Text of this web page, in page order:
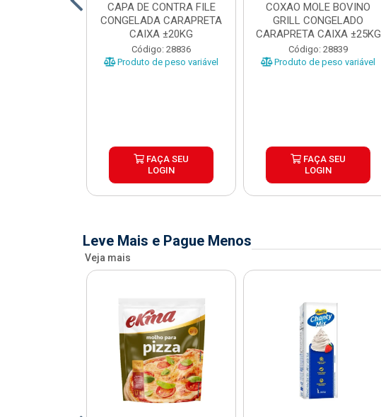
CAPA DE CONTRA FILE
CONGELADA CARAPRETA
CAIXA ±20KG
Código: 28836
Produto de peso variável
FAÇA SEU
LOGIN
COXAO MOLE BOVINO
GRILL CONGELADO
CARAPRETA CAIXA ±25KG
Código: 28839
Produto de peso variável
FAÇA SEU
LOGIN
Leve Mais e Pague Menos
Veja mais